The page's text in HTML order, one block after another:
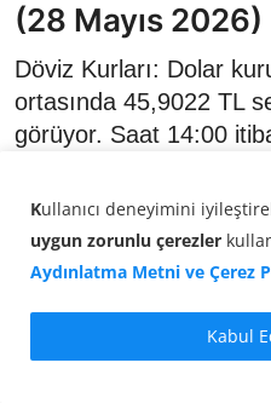
(28 Mayıs 2026)
Döviz Kurları: Dolar
ortasında 45,9022 TL
görüyor. Saat 14:00
Kullanıcı deneyimini
uygun zorunlu çerezler
Aydınlatma Metni ve Çerez
Kabul